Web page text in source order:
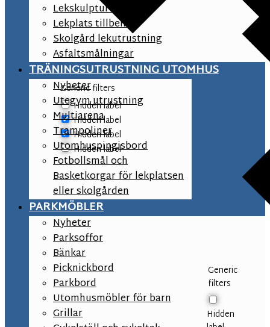
Generic filters
Hidden label
Hidden label
Hidden label
Hidden label
Generic
filters
Hidden
Lekskulpturer
Lekplats tillbehör
Skolgård lekutrustning
Asfaltsmålningar
TRÄNINGSUTRUSTNING UTOMHUS
Nyheter
Utegym utrustning
Multiarena
Trampoliner
Utomhuspingisbord
Fotbollsmål och
Basketkorgar för lekplatsen
eller skolgården
PARKMÖBLER
Nyheter
Parksoffor
Bänkar
Picknickbord
Parkbord
Utomhusmöbler för barn
Grillar